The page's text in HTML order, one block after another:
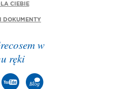
CIEBIE
DOKUMENTY
w
ręki